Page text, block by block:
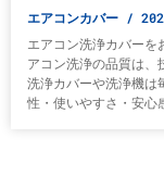
エアコンカバー
エアコン洗浄カバーを
アコン洗浄の品質は、
洗浄カバーや洗浄機は
性・使いやすさ・安心